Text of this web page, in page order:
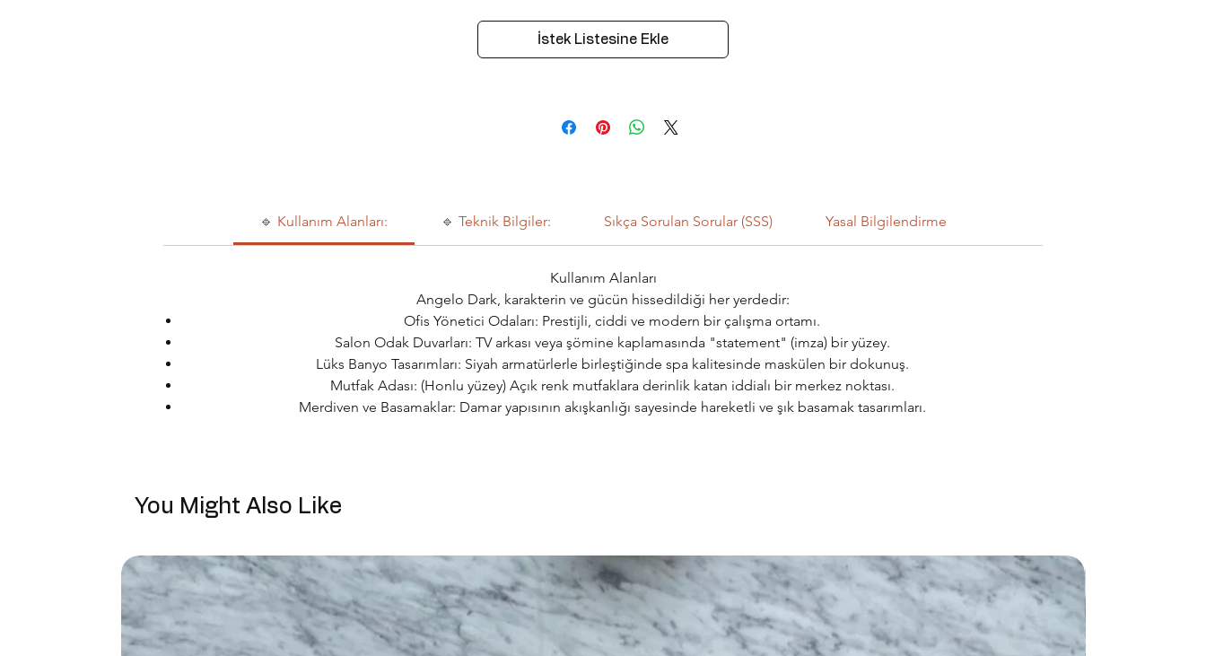
İstek Listesine Ekle
🔹 Kullanım Alanları: 🔹 Teknik Bilgiler: Sıkça Sorulan Sorular (SSS) Yasal Bilgilendirme
Kullanım Alanları
Angelo Dark, karakterin ve gücün hissedildiği her yerdedir:
Ofis Yönetici Odaları: Prestijli, ciddi ve modern bir çalışma ortamı.
Salon Odak Duvarları: TV arkası veya şömine kaplamasında "statement" (imza) bir yüzey.
Lüks Banyo Tasarımları: Siyah armatürlerle birleştiğinde spa kalitesinde maskülen bir dokunuş.
Mutfak Adası: (Honlu yüzey) Açık renk mutfaklara derinlik katan iddialı bir merkez noktası.
Merdiven ve Basamaklar: Damar yapısının akışkanlığı sayesinde hareketli ve şık basamak tasarımları.
You Might Also Like